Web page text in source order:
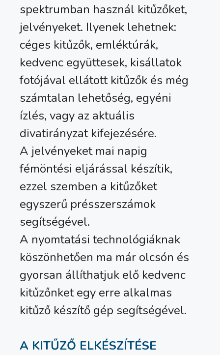
spektrumban használ kitűzőket,
jelvényeket. Ilyenek lehetnek:
céges kitűzők, emléktúrák,
kedvenc együttesek, kisállatok
fotójával ellátott kitűzők és még
számtalan lehetőség, egyéni
ízlés, vagy az aktuális
divatirányzat kifejezésére.
A jelvényeket mai napig
fémöntési eljárással készítik,
ezzel szemben a kitűzőket
egyszerű présszerszámok
segítségével.
A nyomtatási technológiáknak
köszönhetően ma már olcsón és
gyorsan állíthatjuk elő kedvenc
kitűzőnket egy erre alkalmas
kitűző készítő gép segítségével.
A KITŰZŐ ELKÉSZÍTÉSE